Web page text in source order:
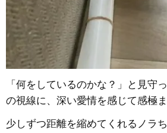
「何をしているのかな？」と見守
の視線に、深い愛情を感じて感極ま
少しずつ距離を縮めてくれるノラ